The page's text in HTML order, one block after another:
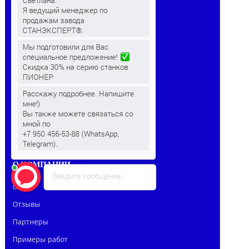
КЛИЕНТАМ
Преимущества станков
Видео
Статьи
Контакты
О КОМПАНИИ
О нас
Отзывы
Партнеры
Примеры работ
Введите сообщение
Я ведущий менеджер по
продажам завода
СТАНЭКСПЕРТ®.
Мы подготовили для Вас
специальное предложение!
Скидка 30% на серию станков
ПИОНЕР
Расскажу подробнее. Напишите
мне!)
Вы также можете связаться со
мной по
+7 950 456-53-88 (WhatsApp,
Telegram).